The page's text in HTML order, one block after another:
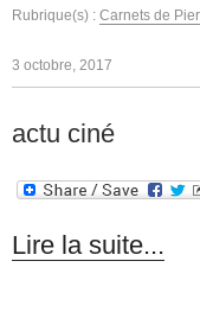
Rubrique(s) : Carnets de
3 octobre, 2017
actu ciné
Lire la suite...